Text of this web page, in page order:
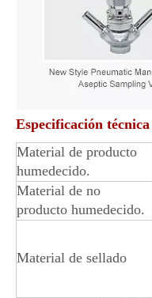
Especificación técnica
Material de producto
humedecido.
Material de no
producto humedecido.
Material de sellado